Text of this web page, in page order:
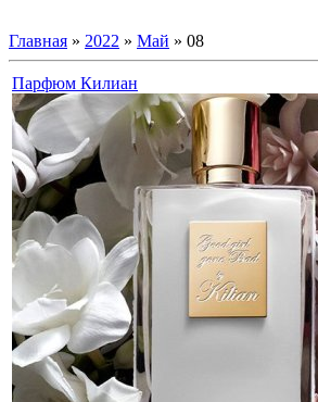
Главная » 2022 » Май » 08
Парфюм Килиан